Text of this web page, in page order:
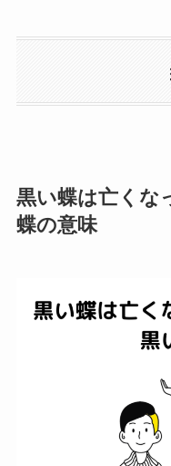
黒い蝶は亡くな
蝶の意味